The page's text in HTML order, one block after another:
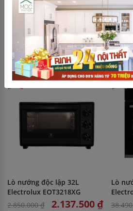
Electrolux KODEC75X
27.990.000 ₫
20.992.500
ĐẶT HÀNG
-25%
Lò nướng độc lập 32L
Electrolux EOT3218XG
2.850.000 ₫
2.137.500 ₫
-25%
Lò